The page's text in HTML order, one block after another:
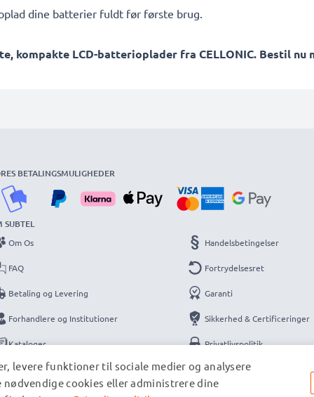
dine batterier fuldt før første brug.
kompakte LCD-batterioplader fra CELLONIC. Bestil
BETALINGSMULIGHEDER
SUBTEL
Om Os
FAQ
Betaling og Levering
Forhandlere og Institutioner
Kataloger
Kontakt
Handelsbetingelser
Fortrydelsesret
Garanti
Sikkerhed & Certificeringer
Privatlivspolitik
Information
levere funktioner til sociale medier og analysere
cookies eller administrere dine